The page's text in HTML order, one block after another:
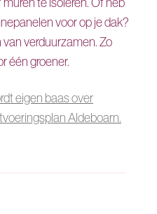
voor op je dak?
verduurzamen. Zo
één groener.
eigen baas over
Aldeboarn.